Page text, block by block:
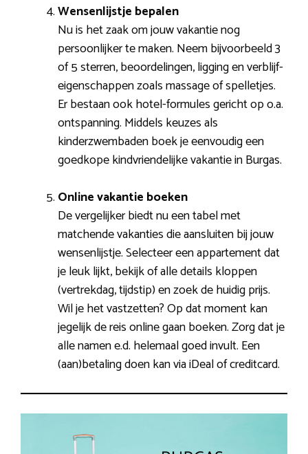
Wensenlijstje bepalen
Nu is het zaak om jouw vakantie nog
persoonlijker te maken. Neem bijvoorbeeld 3
of 5 sterren, beoordelingen, ligging en verblijf-
eigenschappen zoals massage of spelletjes.
Er bestaan ook hotel-formules gericht op o.a.
ontspanning. Middels keuzes als
kinderzwembaden boek je eenvoudig een
goedkope kindvriendelijke vakantie in Burgas.
Online vakantie boeken
De vergelijker biedt nu een tabel met
matchende vakanties die aansluiten bij jouw
wensenlijstje. Selecteer een appartement dat
je leuk lijkt, bekijk of alle details kloppen
(vertrekdag, tijdstip) en zoek de huidig prijs.
Wil je het vastzetten? Op dat moment kan
jegelijk de reis online gaan boeken. Zorg dat je
alle namen e.d. helemaal goed invult. Een
(aan)betaling doen kan via iDeal of creditcard.